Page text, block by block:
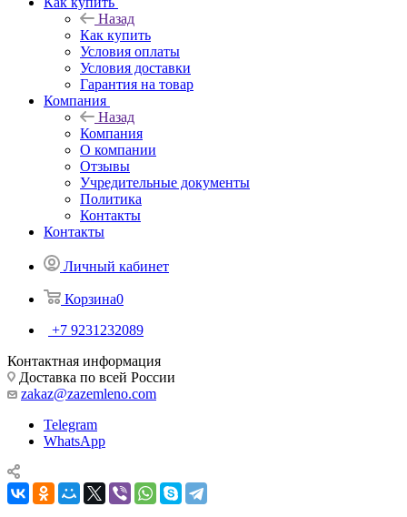
Назад
Как купить
Условия оплаты
Условия доставки
Гарантия на товар
Компания
Назад
Компания
О компании
Отзывы
Учредительные документы
Политика
Контакты
Контакты
Личный кабинет
Корзина0
+7 9231232089
Контактная информация
Доставка по всей России
zakaz@zazemleno.com
Telegram
WhatsApp